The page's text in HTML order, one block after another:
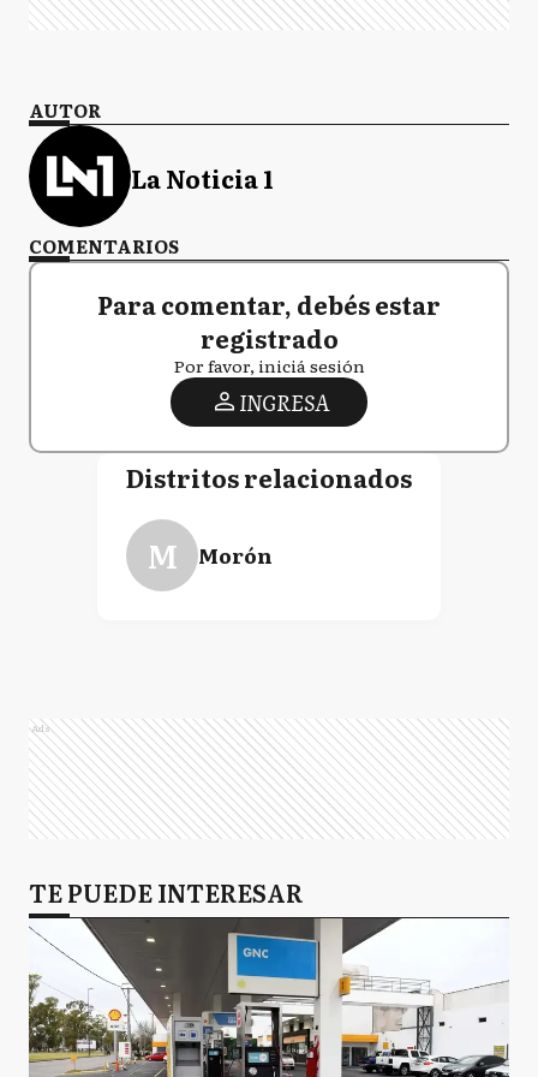
AUTOR
La Noticia 1
COMENTARIOS
Para comentar, debés estar
registrado
Por favor, iniciá sesión
INGRESA
Distritos relacionados
M Morón
Ads
TE PUEDE INTERESAR